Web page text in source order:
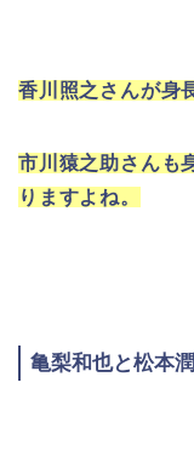
香川照之さんが身
市川猿之助さんも
りますよね。
亀梨和也と松本